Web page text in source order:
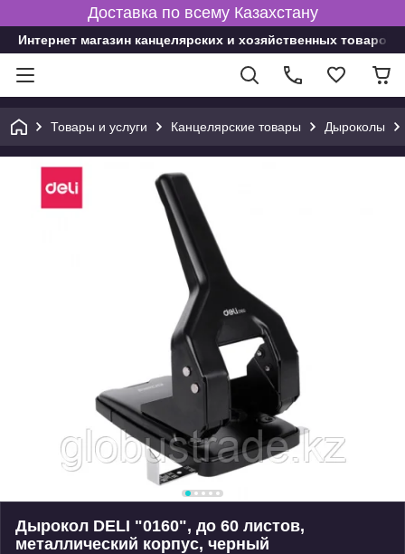
Доставка по всему Казахстану
Интернет магазин канцелярских и хозяйственных товаров
Товары и услуги Канцелярские товары Дыроколы
Дырокол DELI "0160", до 60 листов,
металлический корпус, черный